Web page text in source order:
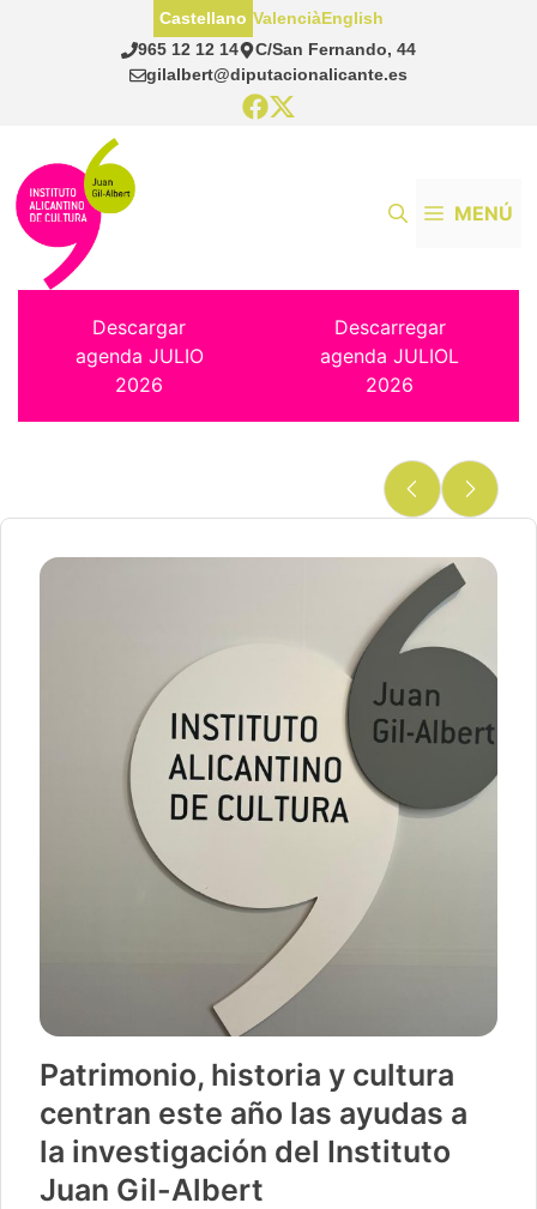
965 12 12 14
C/San Fernando, 44
gilalbert@diputacionalicante.es
Castellano ValenciàEnglish
MENÚ
Descargar
agenda JULIO
2026
Descarregar
agenda JULIOL
2026
Patrimonio, historia y cultura
centran este año las ayudas a
la investigación del Instituto
Juan Gil-Albert